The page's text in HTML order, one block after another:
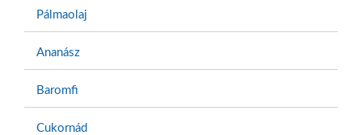
Pálmaolaj
Ananász
Baromfi
Cukornád